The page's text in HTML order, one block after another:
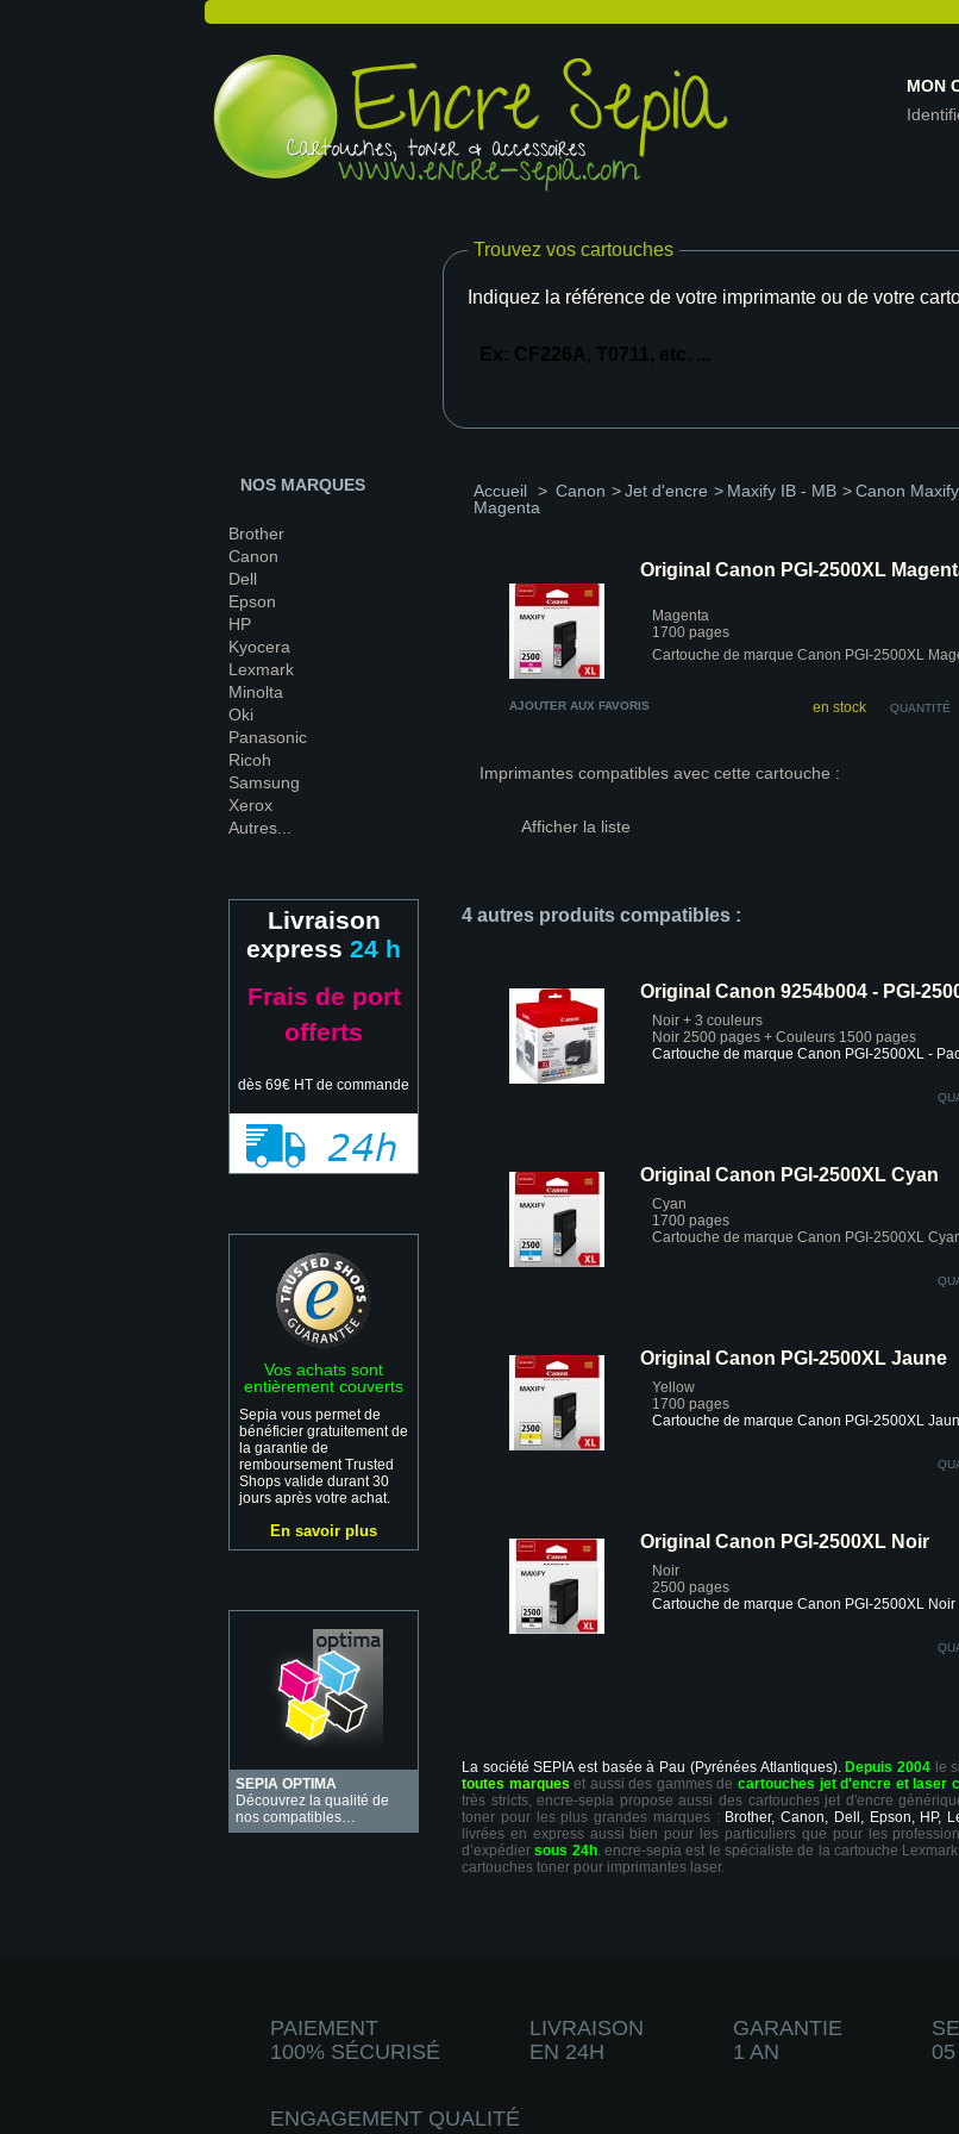
MON
Trouvez vos cartouches
Indiquez la référence de votre imprimante ou de votre
NOS MARQUES
Brother
Canon
Dell
Epson
HP
Kyocera
Lexmark
Minolta
Oki
Panasonic
Ricoh
Samsung
Xerox
Autres...
Livraison
express 24 h
Frais de port
offerts
dès 69€ HT de commande
Vos achats sont
entièrement couverts
Sepia vous permet de
bénéficier gratuitement de
la garantie de
remboursement Trusted
Shops valide durant 30
jours après votre achat.
En savoir plus
SEPIA OPTIMA
Découvrez la qualité de
nos compatibles…
Accueil > Canon >Jet d'encre > Maxify IB - MB >Canon
Magenta
Original Canon PGI-2500XL
Magenta
1700 pages
Cartouche de marque Canon PGI-2500XL
AJOUTER AUX FAVORIS en stock QUANTITÉ
Imprimantes compatibles avec cette cartouche :
Afficher la liste
4 autres produits compatibles :
Original Canon 9254b004 - PGI-
Noir + 3 couleurs
Noir 2500 pages + Couleurs 1500 pages
Cartouche de marque Canon PGI-2500XL -
Original Canon PGI-2500XL Cyan
Cyan
1700 pages
Cartouche de marque Canon PGI-2500XL
Original Canon PGI-2500XL Jaune
Yellow
1700 pages
Cartouche de marque Canon PGI-2500XL
Original Canon PGI-2500XL Noir
Noir
2500 pages
Cartouche de marque Canon PGI-2500XL Noir
La société SEPIA est basée à Pau (Pyrénées Atlantiques). Depuis 2004 le
toutes marques et aussi des gammes decartouches jet d'encre et laser
très stricts, encre-sepia propose aussi des cartouches jet d'encre
toner pour les plus grandes marques : Brother, Canon, Dell, Epson, HP,
livrées en express aussi bien pour les particuliers que pour les
d’expédiersous 24h. encre-sepia est le spécialiste de la cartouche
cartouches toner pour imprimantes laser.
PAIEMENT
100% SÉCURISÉ
LIVRAISON
EN 24H
GARANTIE
1 AN
ENGAGEMENT QUALITÉ